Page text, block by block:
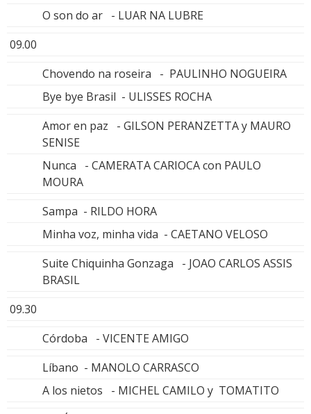
O son do ar - LUAR NA LUBRE
09.00
Chovendo na roseira - PAULINHO NOGUEIRA
Bye bye Brasil - ULISSES ROCHA
Amor en paz - GILSON PERANZETTA y MAURO
SENISE
Nunca - CAMERATA CARIOCA con PAULO
MOURA
Sampa - RILDO HORA
Minha voz, minha vida - CAETANO VELOSO
Suite Chiquinha Gonzaga - JOAO CARLOS ASSIS
BRASIL
09.30
Córdoba - VICENTE AMIGO
Líbano - MANOLO CARRASCO
A los nietos - MICHEL CAMILO y TOMATITO